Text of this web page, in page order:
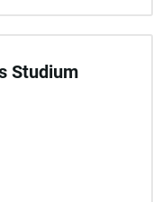
Studium